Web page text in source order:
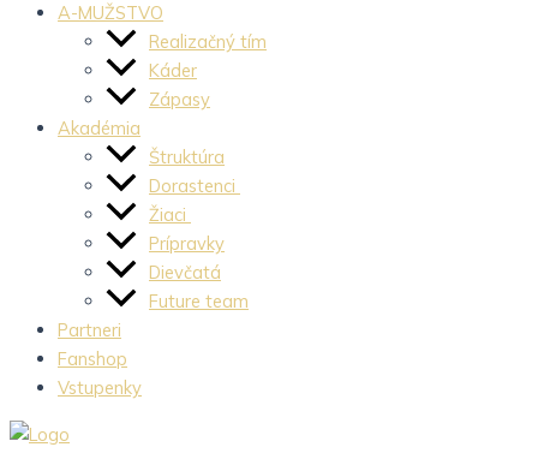
A-MUŽSTVO
Realizačný tím
Káder
Zápasy
Akadémia
Štruktúra
Dorastenci
Žiaci
Prípravky
Dievčatá
Future team
Partneri
Fanshop
Vstupenky